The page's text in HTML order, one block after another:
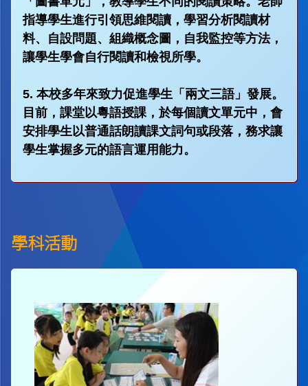
指導學生進行引領思維閱讀，學習分析閱讀材
料、自設問題、組織概念圖，自我監控等方法，
讓學生學會自行閱讀和檢視所學。
5. 本校多年來致力促進學生「兩文三語」發展。
目前，課堂以粵語授課，於每個讀文單元中，會
安排學生以普通話朗讀課文詞句或段落，務求讓
學生掌握多元的語言運用能力。
學科活動